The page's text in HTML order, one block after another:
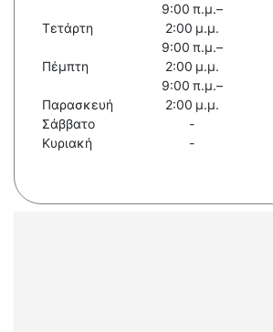
Τετάρτη
9:00 π.μ.–
2:00 μ.μ.
Πέμπτη
9:00 π.μ.–
2:00 μ.μ.
Παρασκευή
9:00 π.μ.–
2:00 μ.μ.
Σάββατο
-
Κυριακή
-